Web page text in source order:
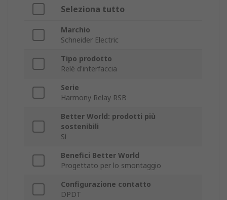
Seleziona tutto
Marchio
Schneider Electric
Tipo prodotto
Relè d'interfaccia
Serie
Harmony Relay RSB
Better World: prodotti più
sostenibili
Sì
Benefici Better World
Progettato per lo smontaggio
Configurazione contatto
DPDT